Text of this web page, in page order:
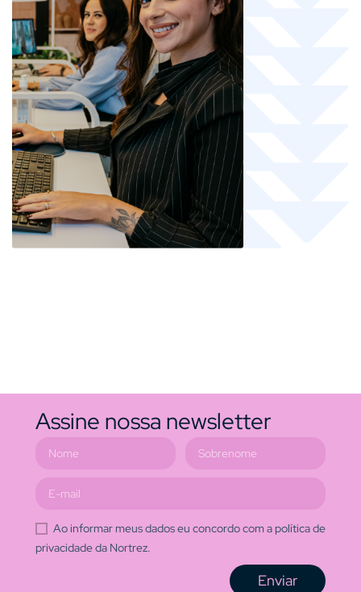
Assine nossa newsletter
Ao informar meus dados eu concordo com a política de
privacidade da Nortrez.
Enviar